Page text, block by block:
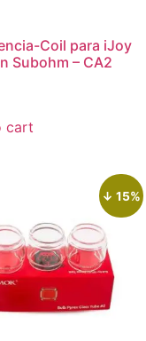
Coil para iJoy
Subohm – CA2
cart
↓ 15%